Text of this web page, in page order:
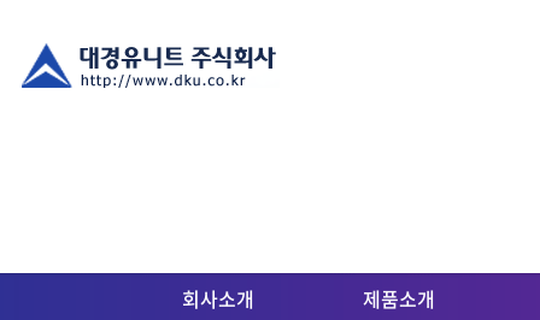
회사소개 제품소개